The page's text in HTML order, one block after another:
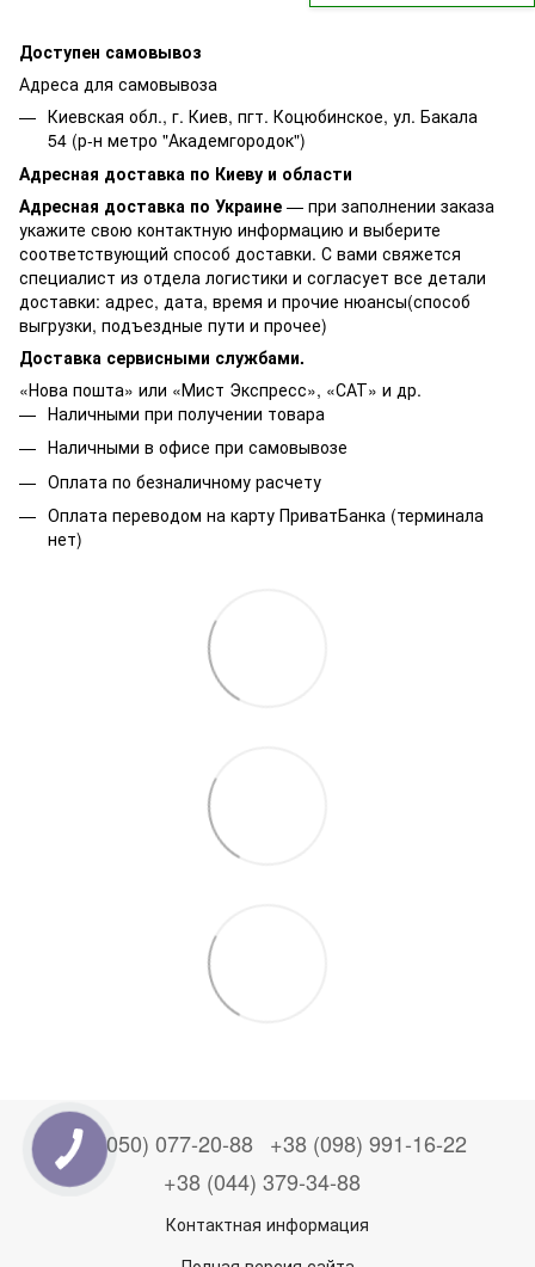
Доступен самовывоз
Адреса для самовывоза
Киевская обл., г. Киев, пгт. Коцюбинское, ул. Бакала
54 (р-н метро "Академгородок")
Адресная доставка по Киеву и области
Адресная доставка по Украине — при заполнении заказа
укажите свою контактную информацию и выберите
соответствующий способ доставки. С вами свяжется
специалист из отдела логистики и согласует все детали
доставки: адрес, дата, время и прочие нюансы(способ
выгрузки, подъездные пути и прочее)
Доставка сервисными службами.
«Нова пошта» или «Мист Экспресс», «САТ» и др.
Наличными при получении товара
Наличными в офисе при самовывозе
Оплата по безналичному расчету
Оплата переводом на карту ПриватБанка (терминала
нет)
+38 (050) 077-20-88 +38 (098) 991-16-22
+38 (044) 379-34-88
Контактная информация